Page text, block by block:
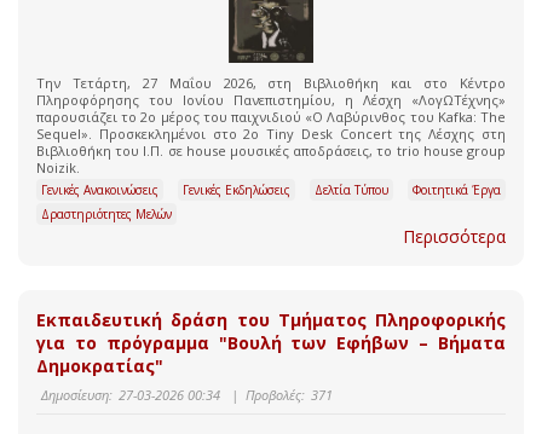
Την Τετάρτη, 27 Μαΐου 2026, στη Βιβλιοθήκη και στο Κέντρο
Πληροφόρησης του Ιονίου Πανεπιστημίου, η Λέσχη «ΛογΩΤέχνης»
παρουσιάζει το 2ο μέρος του παιχνιδιού «Ο Λαβύρινθος του Kafka: The
Sequel». Προσκεκλημένοι στο 2ο Tiny Desk Concert της Λέσχης στη
Βιβλιοθήκη του Ι.Π. σε house μουσικές αποδράσεις, το trio house group
Noizik.
Γενικές Ανακοινώσεις Γενικές Εκδηλώσεις Δελτία Τύπου
Φοιτητικά Έργα
Δραστηριότητες Μελών
Περισσότερα
Εκπαιδευτική δράση του Τμήματος Πληροφορικής
για το πρόγραμμα "Βουλή των Εφήβων – Βήματα
Δημοκρατίας"
Δημοσίευση: 27-03-2026 00:34 | Προβολές: 371